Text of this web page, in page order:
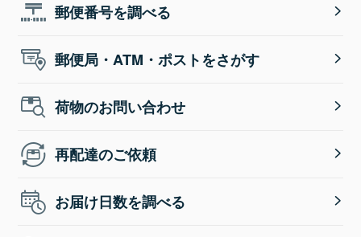
郵便番号を調べる
郵便局・ATM・ポストをさがす
荷物のお問い合わせ
再配達のご依頼
お届け日数を調べる